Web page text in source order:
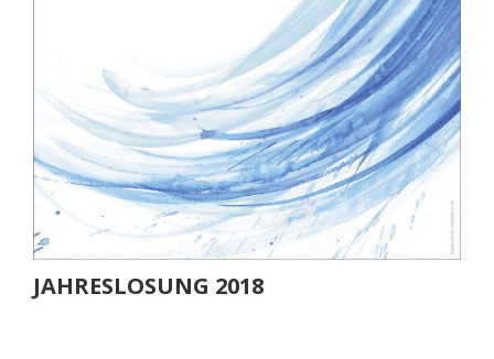
JAHRESLOSUNG 2018